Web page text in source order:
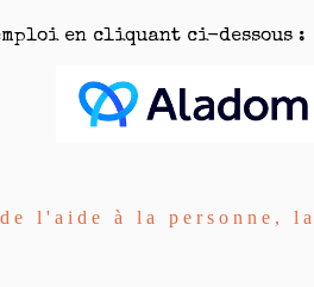
en cliquant ci-dessous :
l'aide à la personne,